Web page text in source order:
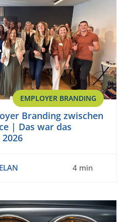
EMPLOYER BRANDING
Branding zwischen
| Das war das
4 min